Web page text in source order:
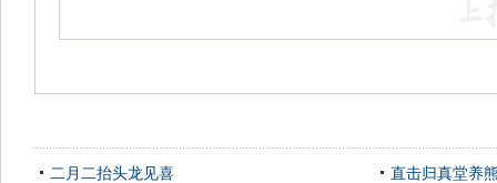
二月二抬头龙见喜 直击归真堂养